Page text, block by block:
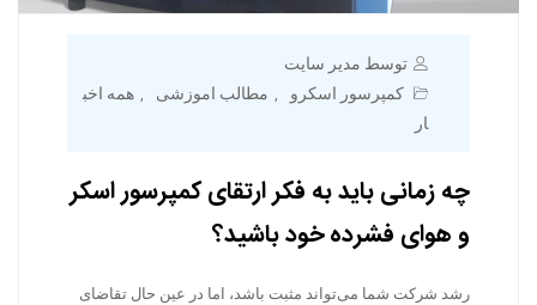
توسط مدیر سایت
کمپرسور اسکرو
, مطالب اموزشی , همه اخب
ار
چه زمانی باید به فکر ارتقای کمپرسور اسکر
و هوای فشرده خود باشید؟
رشد شرکت شما می‌تواند مثبت باشد، اما در عین حال تقاضای